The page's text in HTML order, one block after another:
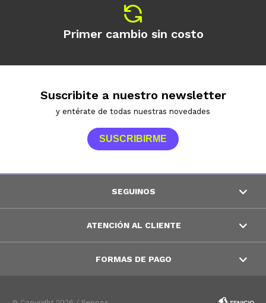
Primer cambio sin costo
Suscribite a nuestro newsletter
y entérate de todas nuestras novedades
SUSCRIBIRME
SEGUINOS
ATENCIÓN AL CLIENTE
FORMAS DE PAGO